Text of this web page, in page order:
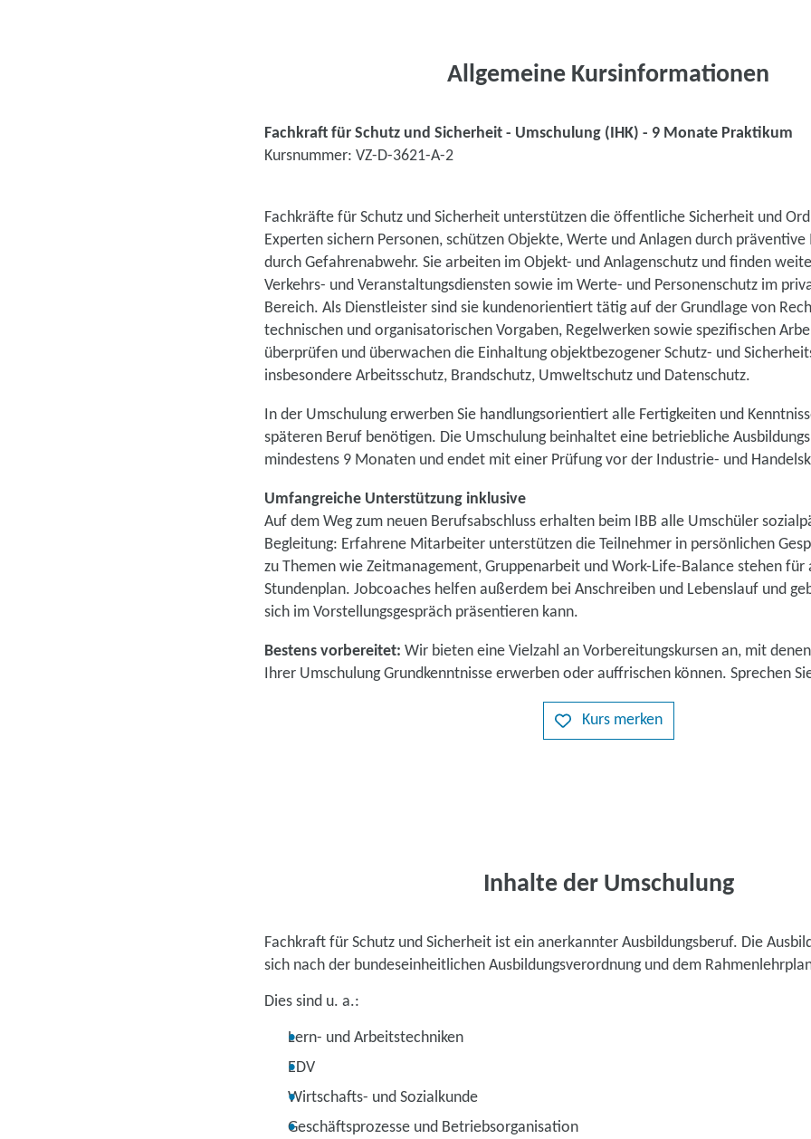
Allgemeine Kursinformationen
Fachkraft für Schutz und Sicherheit - Umschulung (IHK) - 9 Monate Praktikum
Kursnummer: VZ-D-3621-A-2
Fachkräfte für Schutz und Sicherheit unterstützen die öffentliche Sicherheit und
Experten sichern Personen, schützen Objekte, Werte und Anlagen durch
durch Gefahrenabwehr. Sie arbeiten im Objekt- und Anlagenschutz und finden
Verkehrs- und Veranstaltungsdiensten sowie im Werte- und Personenschutz im
Bereich. Als Dienstleister sind sie kundenorientiert tätig auf der Grundlage von
technischen und organisatorischen Vorgaben, Regelwerken sowie spezifischen
überprüfen und überwachen die Einhaltung objektbezogener Schutz- und
insbesondere Arbeitsschutz, Brandschutz, Umweltschutz und Datenschutz.
In der Umschulung erwerben Sie handlungsorientiert alle Fertigkeiten und
späteren Beruf benötigen. Die Umschulung beinhaltet eine betriebliche
mindestens 9 Monaten und endet mit einer Prüfung vor der Industrie- und
Umfangreiche Unterstützung inklusive
Auf dem Weg zum neuen Berufsabschluss erhalten beim IBB alle Umschüler
Begleitung: Erfahrene Mitarbeiter unterstützen die Teilnehmer in persönlichen
zu Themen wie Zeitmanagement, Gruppenarbeit und Work-Life-Balance stehen
Stundenplan. Jobcoaches helfen außerdem bei Anschreiben und Lebenslauf und
sich im Vorstellungsgespräch präsentieren kann.
Bestens vorbereitet: Wir bieten eine Vielzahl an Vorbereitungskursen an, mit
Ihrer Umschulung Grundkenntnisse erwerben oder auffrischen können. Sprechen
Kurs merken
Inhalte der Umschulung
Fachkraft für Schutz und Sicherheit ist ein anerkannter Ausbildungsberuf. Die
sich nach der bundeseinheitlichen Ausbildungsverordnung und dem
Dies sind u. a.:
Lern- und Arbeitstechniken
EDV
Wirtschafts- und Sozialkunde
Geschäftsprozesse und Betriebsorganisation